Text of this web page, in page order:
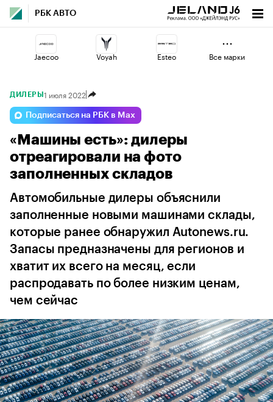
РБК АВТО
Jaecoo Voyah Esteo
Haval Changan
Omoda Geely Lada
Все марки
ДИЛЕРЫ 1 июля 2022
Подписаться на РБК в Max
«Машины есть»: дилеры
отреагировали на фото
заполненных складов
Автомобильные дилеры объяснили
заполненные новыми машинами склады,
которые ранее обнаружил Autonews.ru.
Запасы предназначены для регионов и
хватит их всего на месяц, если
распродавать по более низким ценам,
чем сейчас